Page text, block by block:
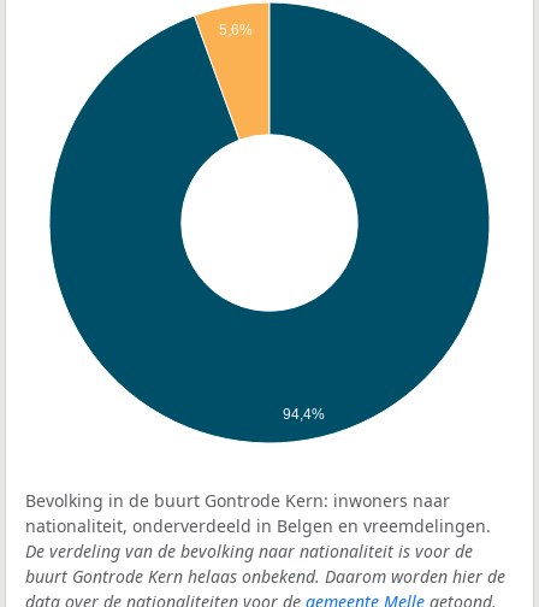
5,6%
94,4%
Bevolking in de buurt Gontrode Kern: inwoners naar
nationaliteit, onderverdeeld in Belgen en vreemdelingen.
De verdeling van de bevolking naar nationaliteit is voor de
buurt Gontrode Kern helaas onbekend. Daarom worden hier de
data over de nationaliteiten voor de gemeente Melle getoond.